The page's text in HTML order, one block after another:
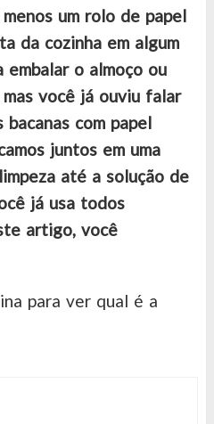
um rolo de papel
da cozinha em algum
embalar o almoço ou
você já ouviu falar
com papel
juntos em uma
até a solução de
já usa todos
artigo, você
para ver qual é a